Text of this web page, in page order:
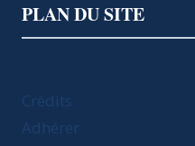
PLAN DU SITE
Crédits
Adhérer